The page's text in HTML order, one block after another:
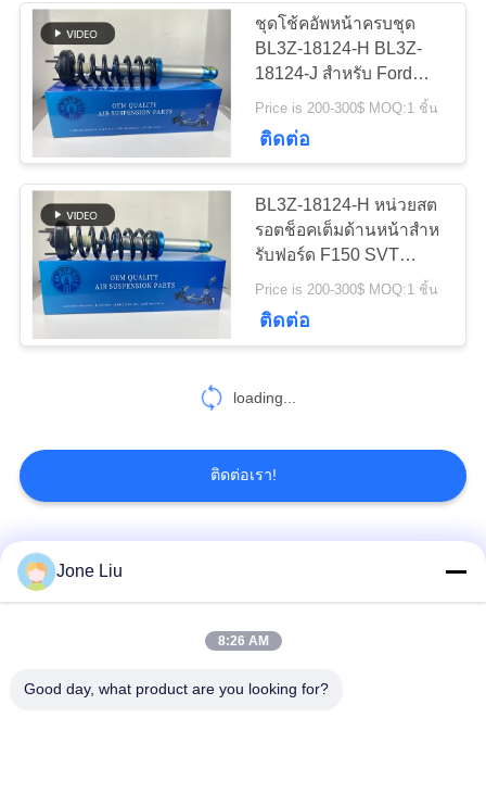
Rover
คอมเพรสเซอร์แอร์
แขวน
1058
ชุดคอมเพรสเซอร์
แอร์ระงับ
119
ชุดซ่อมระบบกัน
สะเทือนของอากาศ
402
ชุดโช้คอัพหน้าครบชุด
BL3Z-18124-H BL3Z-
18124-J สำหรับ Ford
F150 SVT Raptor STX
Price is 200-300$ MOQ:1 ชิ้น
ติดต่อ
BL3Z-18124-H หน่วยสต
รอตช็อคเต็มด้านหน้าสําห
รับฟอร์ด F150 SVT
Raptor STX XLT ซ้าย
Price is 200-300$ MOQ:1 ชิ้น
ติดต่อ
loading...
ติดต่อเรา!
หมวดหมู่ยอดนิยม
สปริงแอร์
Mercedes-Benz Air
BMW ชิ้นส่วนช่วงล่าง
Jone Liu
8:26 AM
Good day, what product are you looking for?